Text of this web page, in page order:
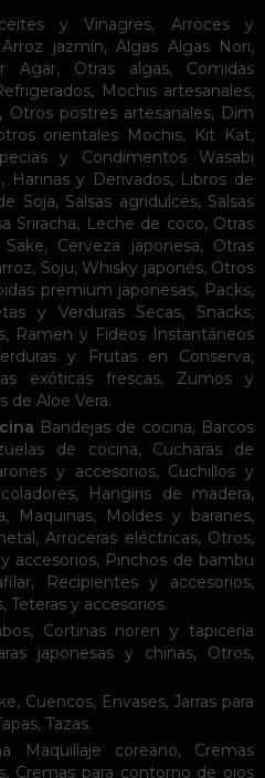
y Vinagres, Arroces y
Arroz jazmín, Algas Algas Nori,
Agar, Otras algas, Comidas
, Mochis artesanales,
, Otros postres artesanales, Dim
orientales Mochis, Kit Kat,
y Condimentos
Wasabi
, Harinas y Derivados, Libros de
Soja, Salsas agridulces, Salsas
Sriracha, Leche de coco, Otras
Sake, Cerveza japonesa, Otras
, Soju, Whisky japonés, Otros
premium japonesas, Packs,
y Verduras Secas, Snacks,
, Ramen y Fideos Instantáneos
y Frutas en Conserva,
exóticas frescas, Zumos y
de Aloe Vera.
Bandejas de cocina, Barcos
de cocina, Cucharas de
y accesorios, Cuchillos y
, Hangiris de madera,
, Maquinas, Moldes y baranes,
,Arroceras eléctricas, Otros,
accesorios, Pinchos de bambu
, Recipientes y accesorios,
, Teteras y accesorios.
, Cortinas noren y tapicería
japonesas y chinas, Otros,
, Cuencos, Envases,Jarras para
, Tazas.
Maquillaje coreano, Cremas
, Cremas para contorno de ojos